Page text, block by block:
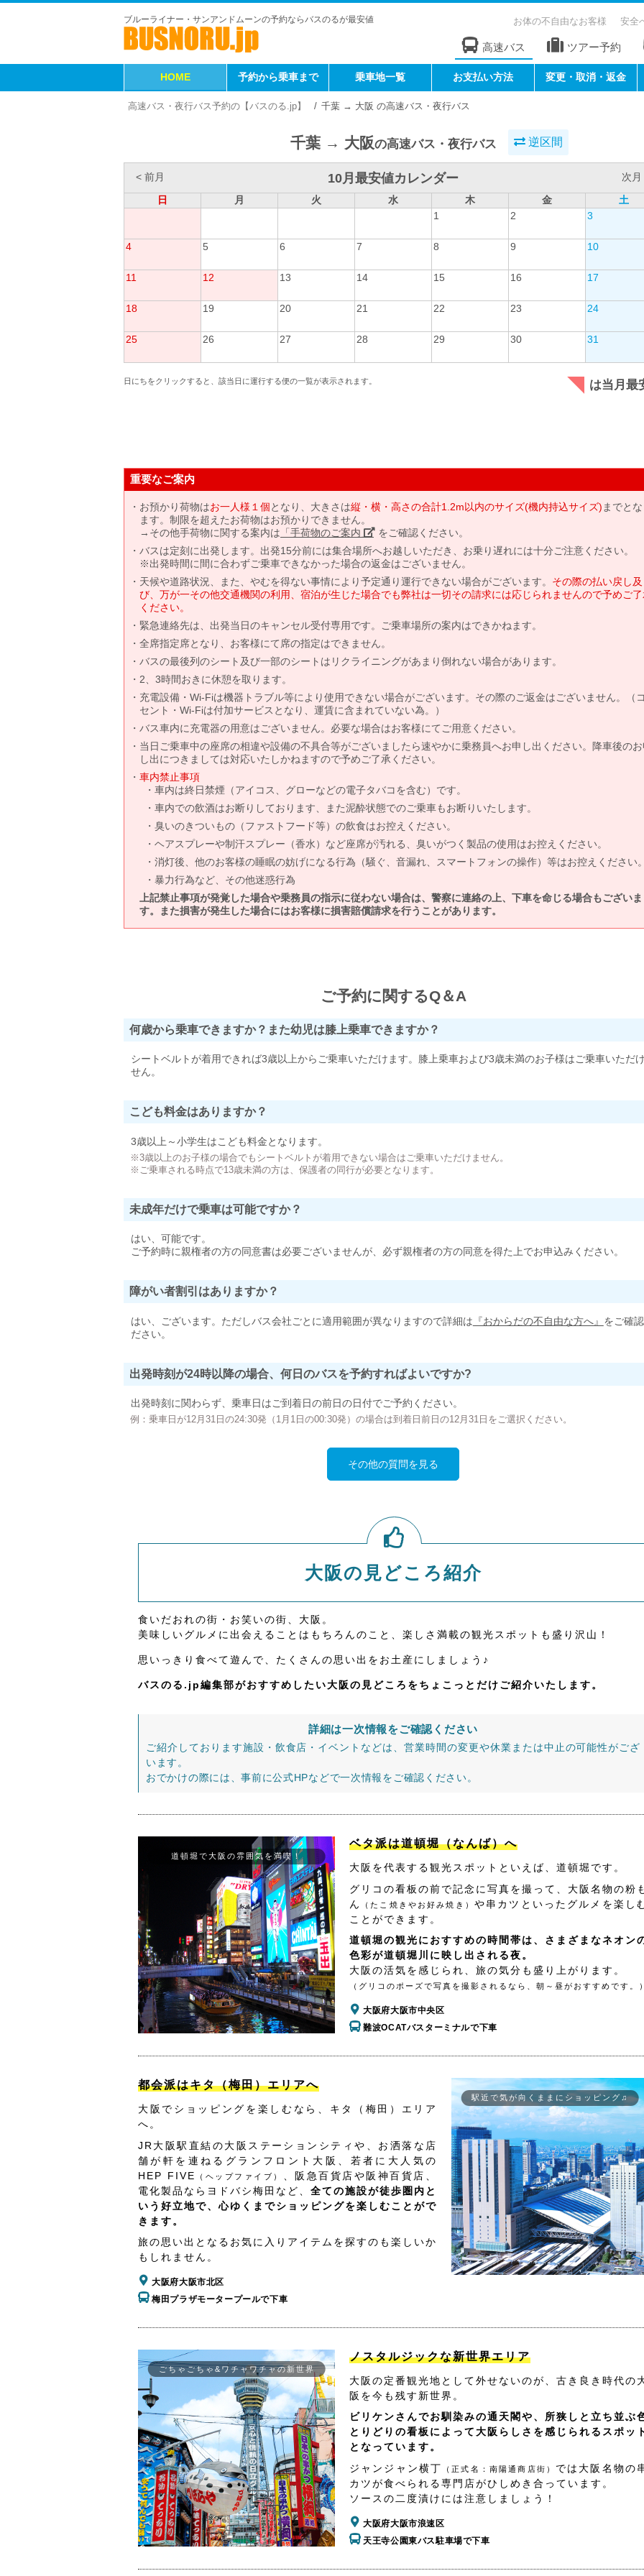
ブルーライナー・サンアンドムーンの予約ならバスのるが最安値 お体の不自由なお客様 安全
高速バス ツアー予約
HOME 予約から乗車まで 乗車地一覧 お支払い方法 変更・取消・返金
高速バス・夜行バス予約の【バスのる.jp】 千葉 → 大阪 の高速バス・夜行バス
千葉 → 大阪の高速バス・夜行バス 逆区間
< 前月 10月最安値カレンダー
次月
日
月 火 水 木 金
土
1
2 3
4 5 6 7 8 9 10
11 12 13 14 15 16 17
18 19 20 21 22 23 24
25 26 27 28 29 30 31
日にちをクリックすると、該当日に運行する便の一覧が表示されます。 は当月最
重要なご案内
お預かり荷物はお一人様１個となり、大きさは縦・横・高さの合計1.2m以内のサイズ(機内持込サイズ) までと
ます。制限を超えたお荷物はお預かりできません。
→その他手荷物に関する案内は 「手荷物のご案内」 をご確認ください。
バスは定刻に出発します。出発15分前には集合場所へお越しいただき、お乗り遅れには十分ご注意ください。
※出発時間に間に合わずご乗車できなかった場合の返金はございません。
天候や道路状況、また、やむを得ない事情により予定通り運行できない場合がございます。 その際の払い戻し及
び、万が一その他交通機関の利用、宿泊が生じた場合でも弊社は一切その請求には応じられませんので予めご
ください。
緊急連絡先は、出発当日のキャンセル受付専用です。ご乗車場所の案内はできかねます。
全席指定席となり、お客様にて席の指定はできません。
バスの最後列のシート及び一部のシートはリクライニングがあまり倒れない場合があります。
2、3時間おきに休憩を取ります。
充電設備・Wi-Fiは機器トラブル等により使用できない場合がございます。その際のご返金はございません。（
セント・Wi-Fiは付加サービスとなり、運賃に含まれていない為。）
バス車内に充電器の用意はございません。必要な場合はお客様にてご用意ください。
当日ご乗車中の座席の相違や設備の不具合等がございましたら速やかに乗務員へお申し出ください。降車後の
し出につきましては対応いたしかねますので予めご了承ください。
車内禁止事項
車内は終日禁煙（アイコス、グローなどの電子タバコを含む）です。
車内での飲酒はお断りしております、また泥酔状態でのご乗車もお断りいたします。
臭いのきついもの（ファストフード等）の飲食はお控えください。
ヘアスプレーや制汗スプレー（香水）など座席が汚れる、臭いがつく製品の使用はお控えください。
消灯後、他のお客様の睡眠の妨げになる行為（騒ぐ、音漏れ、スマートフォンの操作）等はお控えください
暴力行為など、その他迷惑行為
上記禁止事項が発覚した場合や乗務員の指示に従わない場合は、警察に連絡の上、下車を命じる場合もございま
す。また損害が発生した場合にはお客様に損害賠償請求を行うことがあります。
ご予約に関するQ＆A
何歳から乗車できますか？また幼児は膝上乗車できますか？
シートベルトが着用できれば3歳以上からご乗車いただけます。膝上乗車および3歳未満のお子様はご乗車いただ
せん。
こども料金はありますか？
3歳以上～小学生はこども料金となります。
※3歳以上のお子様の場合でもシートベルトが着用できない場合はご乗車いただけません。
※ご乗車される時点で13歳未満の方は、保護者の同行が必要となります。
未成年だけで乗車は可能ですか？
はい、可能です。
ご予約時に親権者の方の同意書は必要ございませんが、必ず親権者の方の同意を得た上でお申込みください。
障がい者割引はありますか？
はい、ございます。ただしバス会社ごとに適用範囲が異なりますので詳細は 『おからだの不自由な方へ』 をご確
ださい。
出発時刻が24時以降の場合、何日のバスを予約すればよいですか?
出発時刻に関わらず、乗車日はご到着日の前日の日付でご予約ください。
例：乗車日が12月31日の24:30発（1月1日の00:30発）の場合は到着日前日の12月31日をご選択ください。
その他の質問を見る
大阪の見どころ紹介
食いだおれの街・お笑いの街、大阪。
美味しいグルメに出会えることはもちろんのこと、楽しさ満載の観光スポットも盛り沢山！
思いっきり食べて遊んで、たくさんの思い出をお土産にしましょう♪
バスのる.jp編集部がおすすめしたい大阪の見どころをちょこっとだけご紹介いたします。
詳細は一次情報をご確認ください
ご紹介しております施設・飲食店・イベントなどは、営業時間の変更や休業または中止の可能性がござ
います。
おでかけの際には、事前に公式HPなどで一次情報をご確認ください。
道頓堀で大阪の雰囲気を満喫！
ベタ派は道頓堀（なんば）へ
大阪を代表する観光スポットといえば、道頓堀です。
グリコの看板の前で記念に写真を撮って、大阪名物の粉
ん
（たこ焼きやお好み焼き） や串カツといったグルメを楽し
ことができます。
道頓堀の観光におすすめの時間帯は、さまざまなネオン
色彩が道頓堀川に映し出される夜。
大阪の活気を感じられ、旅の気分も盛り上がります。
（グリコのポーズで写真を撮影されるなら、朝～昼がおすすめです。
大阪府大阪市中央区
難波OCATバスターミナルで下車
都会派はキタ（梅田）エリアへ
大阪でショッピングを楽しむなら、キタ（梅田）エリア
へ。
JR大阪駅直結の大阪ステーションシティや、お洒落な店
舗が軒を連ねるグランフロント大阪、若者に大人気の
HEP FIVE
（ヘップファイブ）
、阪急百貨店や阪神百貨店、
電化製品ならヨドバシ梅田など、 全ての施設が徒歩圏内と
いう好立地で、心ゆくまでショッピングを楽しむことがで
きます。
旅の思い出となるお気に入りアイテムを探すのも楽しいか
もしれません。
大阪府大阪市北区
梅田プラザモータープールで下車
駅近で気が向くままにショッピング♫
ごちゃごちゃ&ワチャワチャの新世界
ノスタルジックな新世界エリア
大阪の定番観光地として外せないのが、古き良き時代の
阪を今も残す新世界。
ビリケンさんでお馴染みの通天閣や、所狭しと立ち並ぶ
とりどりの看板によって大阪らしさを感じられるスポッ
となっています。
ジャンジャン横丁
（正式名：南陽通商店街） では大阪名物の
カツが食べられる専門店がひしめき合っています。
ソースの二度漬けには注意しましょう！
大阪府大阪市浪速区
天王寺公園東バス駐車場で下車